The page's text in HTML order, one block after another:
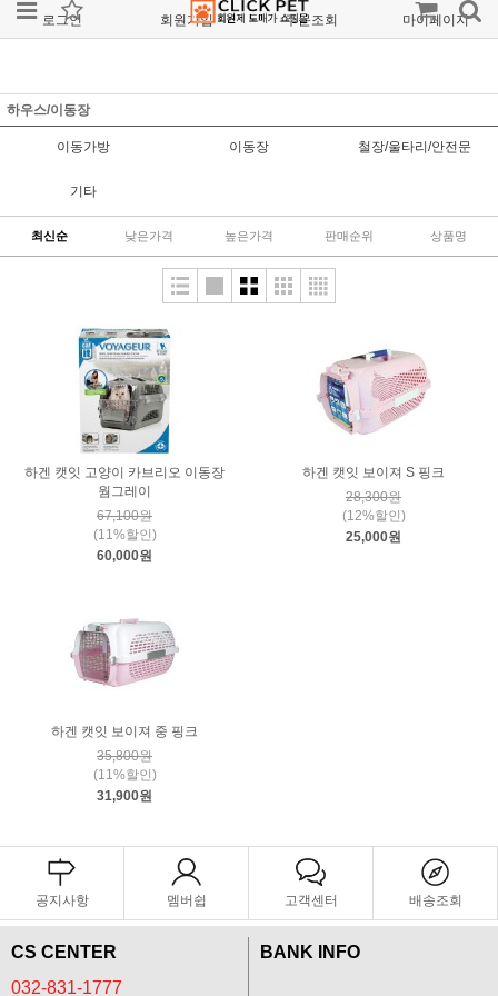
로그인 회원가입 주문조회 마이페이지
하우스/이동장
이동가방 이동장 철장/울타리/안전문
기타
최신순 낮은가격 높은가격 판매순위 상품명
하겐 캣잇 고양이 카브리오 이동장
웜그레이
67,100원
(11%할인)
60,000원
하겐 캣잇 보이져 S 핑크
28,300원
(12%할인)
25,000원
하겐 캣잇 보이져 중 핑크
35,800원
(11%할인)
31,900원
공지사항 멤버쉽 고객센터 배송조회
CS CENTER
032-831-1777
BANK INFO